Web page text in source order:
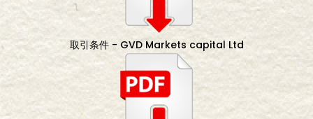
取引条件 - GVD Markets capital Ltd